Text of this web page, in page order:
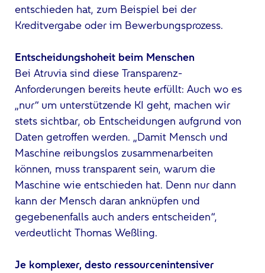
entschieden hat, zum Beispiel bei der
Kreditvergabe oder im Bewerbungsprozess.
Entscheidungshoheit beim Menschen
Bei Atruvia sind diese Transparenz-
Anforderungen bereits heute erfüllt: Auch wo es
„nur“ um unterstützende KI geht, machen wir
stets sichtbar, ob Entscheidungen aufgrund von
Daten getroffen werden. „Damit Mensch und
Maschine reibungslos zusammenarbeiten
können, muss transparent sein, warum die
Maschine wie entschieden hat. Denn nur dann
kann der Mensch daran anknüpfen und
gegebenenfalls auch anders entscheiden“,
verdeutlicht Thomas Weßling.
Je komplexer, desto ressourcenintensiver